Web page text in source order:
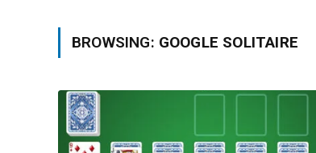
BROWSING: GOOGLE SOLITAIRE